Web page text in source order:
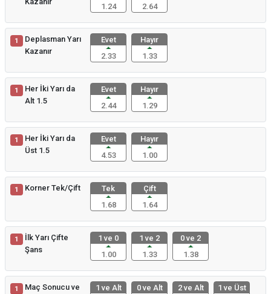
1.24 2.64
1
Deplasman Yarı
Kazanır
Evet
2.33
Hayır
1.33
1
Her İki Yarı da
Alt 1.5
Evet
2.44
Hayır
1.29
1
Her İki Yarı da
Üst 1.5
Evet
4.53
Hayır
1.00
1 Korner Tek/Çift
Tek
1.68
Çift
1.64
1
İlk Yarı Çifte
Şans
1 ve 0
1.00
1 ve 2
1.33
0 ve 2
1.38
1
Maç Sonucu ve
1 ve Alt
0 ve Alt
2 ve Alt
1 ve Üst